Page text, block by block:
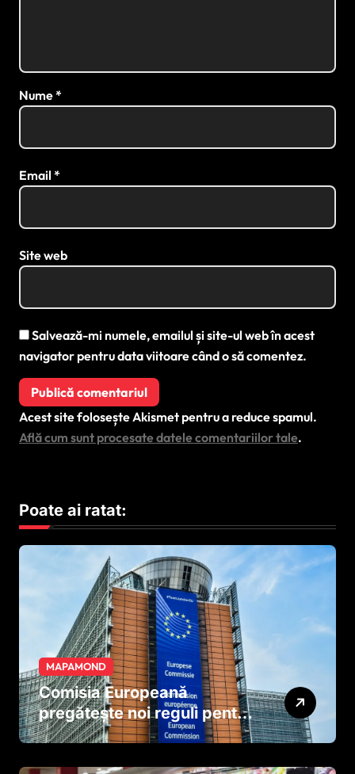
Nume*
Email *
Site web
Salvează-mi numele, emailul și site-ul web în acest
navigator pentru data viitoare când o să comentez.
Acest site folosește Akismet pentru a reduce spamul.
Află cum sunt procesate datele comentariilor tale.
Poate ai ratat:
MAPAMOND
Comisia Europeană
pregătește noi reguli pentru
tutun și țigările electronice